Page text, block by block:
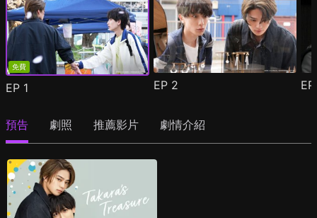
免費
EP 1 EP 2
預告 劇照 推薦影片 劇情介紹